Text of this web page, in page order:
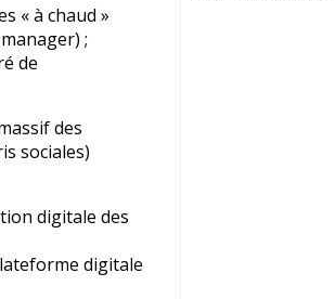
« à chaud »
;
de
des
sociales)
digitale des
digitale